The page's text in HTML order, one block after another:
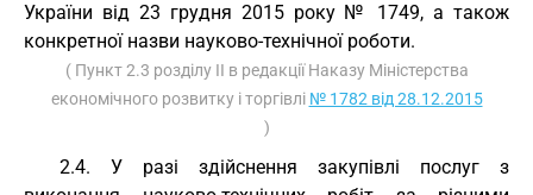
України від 23 грудня 2015 року № 1749, а також
конкретної назви науково-технічної роботи.
( Пункт 2.3 розділу II в редакції Наказу Міністерства
економічного розвитку і торгівлі № 1782 від 28.12.2015
)
2.4. У разі здійснення закупівлі послуг з